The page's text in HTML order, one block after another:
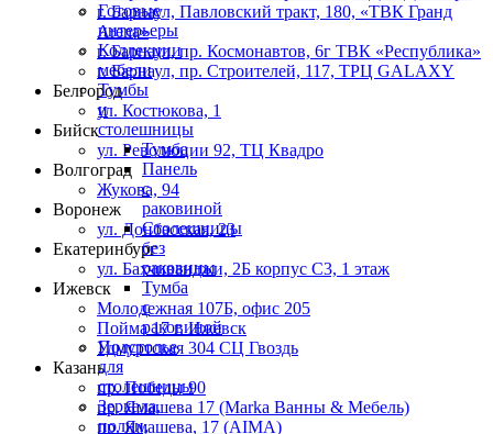
Готовые
интерьеры
Коллекции
мебели
Тумбы
и
столешницы
Тумба
Панель
с
раковиной
Столешницы
без
раковины
Тумба
с
раковиной
Подстолье
для
столешницы
Зеркала,
полки,
г. Барнаул,​ ​Павловский тракт, 180, «ТВК Гранд
Arena»
г. Барнаул, пр. Космонавтов, 6г ТВК «Республика»
г. Барнаул, пр. Строителей, 117, ТРЦ GALAXY
Белгород
ул. Костюкова, 1
Бийск
ул. Революции 92, ТЦ Квадро
Волгоград
Жукова, 94
Воронеж
ул. Донбасская, 23
Екатеринбург
ул. Бахчиванджи, 2Б корпус С3, 1 этаж
Ижевск
Молодежная 107Б, офис 205
Пойма 17 г. Ижевск
Удмуртская 304 СЦ Гвоздь
Казань
пр. Победы 90
пр. Ямашева 17 (Marka Ванны & Мебель)
пр. Ямашева, 17 (AIMA)